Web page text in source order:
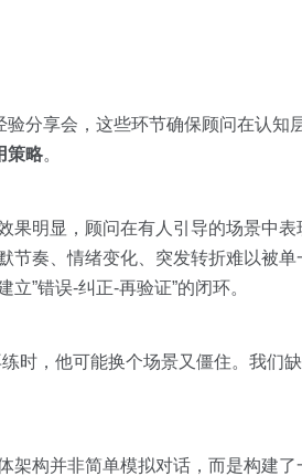
分享会，这些环节确保顾问在认知
策略。
果明显，顾问在有人引导的场景中表
节奏、情绪变化、突发转折难以被单
”错误-纠正-再验证”的闭环。
时，他可能换个场景又僵住。我们
架构并非简单模拟对话，而是构建了